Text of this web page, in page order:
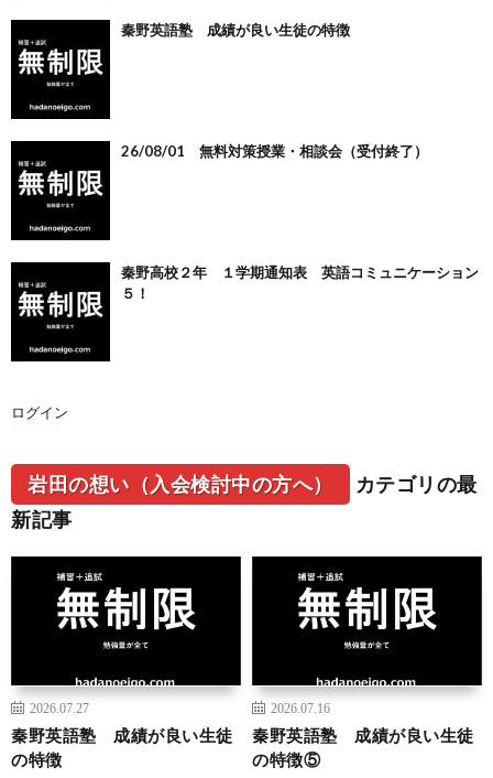
秦野英語塾 成績が良い生徒の特徴
26/08/01 無料対策授業・相談会（受付終了）
秦野高校２年 １学期通知表 英語コミュニケーション
５！
ログイン
岩田の想い（入会検討中の方へ）
カテゴリの最
新記事
2026.07.27
秦野英語塾 成績が良い生徒
の特徴
2026.07.16
秦野英語塾 成績が良い生徒
の特徴⑤